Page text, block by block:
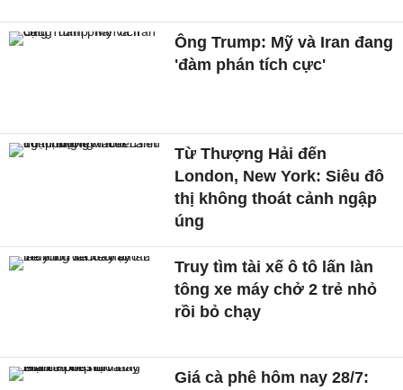
Ông Trump: Mỹ và Iran đang
'đàm phán tích cực'
Từ Thượng Hải đến
London, New York: Siêu đô
thị không thoát cảnh ngập
úng
Truy tìm tài xế ô tô lấn làn
tông xe máy chở 2 trẻ nhỏ
rồi bỏ chạy
Giá cà phê hôm nay 28/7: